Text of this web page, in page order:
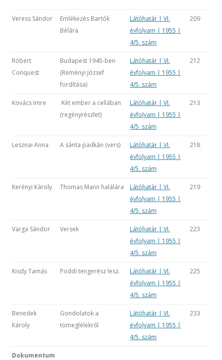
Veress Sándor
Emlékezés Bartók
Bélára
Látóhatár | VI.
évfolyam | 1955 |
4/5. szám
209
Róbert
Conquest
Budapest 1945-ben
(Reményi József
fordítása)
Látóhatár | VI.
évfolyam | 1955 |
4/5. szám
212
Kovács Imre
Két ember a cellában
(regényrészlet)
Látóhatár | VI.
évfolyam | 1955 |
4/5. szám
213
Lesznai Anna A sánta padkán (vers)
Látóhatár | VI.
évfolyam | 1955 |
4/5. szám
218
Kerényi Károly Thomas Mann halálára
Látóhatár | VI.
évfolyam | 1955 |
4/5. szám
219
Varga Sándor Versek
Látóhatár | VI.
évfolyam | 1955 |
4/5. szám
223
Kisdy Tamás Poddi tengerész lesz.
Látóhatár | VI.
évfolyam | 1955 |
4/5. szám
225
Benedek
Károly
Gondolatok a
tömeglélekről
Látóhatár | VI.
évfolyam | 1955 |
4/5. szám
233
Dokumentum